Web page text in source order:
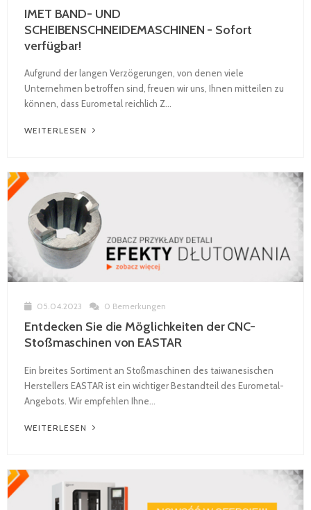
IMET BAND- UND
SCHEIBENSCHNEIDEMASCHINEN - Sofort
verfügbar!
Aufgrund der langen Verzögerungen, von denen viele
Unternehmen betroffen sind, freuen wir uns, Ihnen mitteilen zu
können, dass Eurometal reichlich Z...
WEITERLESEN
05.04.2023 0 Bemerkungen
Entdecken Sie die Möglichkeiten der CNC-
Stoßmaschinen von EASTAR
Ein breites Sortiment an Stoßmaschinen des taiwanesischen
Herstellers EASTAR ist ein wichtiger Bestandteil des Eurometal-
Angebots. Wir empfehlen Ihne...
WEITERLESEN